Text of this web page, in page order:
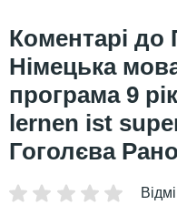
Німецька
програма 9
lernen ist
Гоголєва